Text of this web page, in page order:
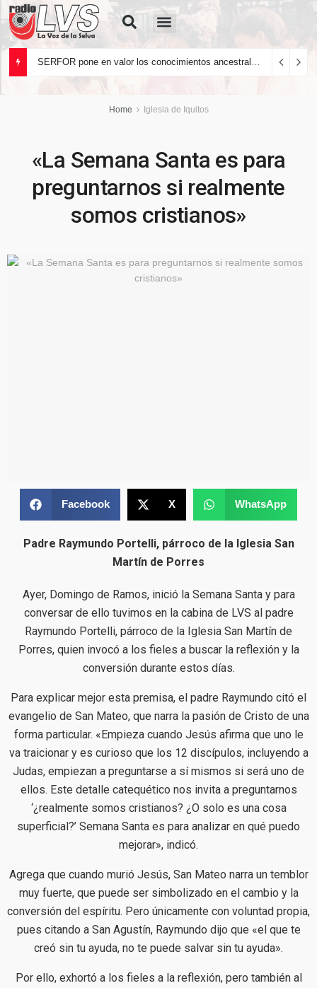
Home Iglesia de Iquitos
«La Semana Santa es para
preguntarnos si realmente
somos cristianos»
Facebook X WhatsApp
Padre Raymundo Portelli, párroco de la Iglesia San
Martín de Porres
Ayer, Domingo de Ramos, inició la Semana Santa y para
conversar de ello tuvimos en la cabina de LVS al padre
Raymundo Portelli, párroco de la Iglesia San Martín de
Porres, quien invocó a los fieles a buscar la reflexión y la
conversión durante estos días.
Para explicar mejor esta premisa, el padre Raymundo citó el
evangelio de San Mateo, que narra la pasión de Cristo de una
forma particular. «Empieza cuando Jesús afirma que uno le
va traicionar y es curioso que los 12 discípulos, incluyendo a
Judas, empiezan a preguntarse a sí mismos si será uno de
ellos. Este detalle catequético nos invita a preguntarnos
‘¿realmente somos cristianos? ¿O solo es una cosa
superficial?’ Semana Santa es para analizar en qué puedo
mejorar», indicó.
Agrega que cuando murió Jesús, San Mateo narra un temblor
muy fuerte, que puede ser simbolizado en el cambio y la
conversión del espíritu. Pero únicamente con voluntad propia,
pues citando a San Agustín, Raymundo dijo que «el que te
creó sin tu ayuda, no te puede salvar sin tu ayuda».
Por ello, exhortó a los fieles a la reflexión, pero también al